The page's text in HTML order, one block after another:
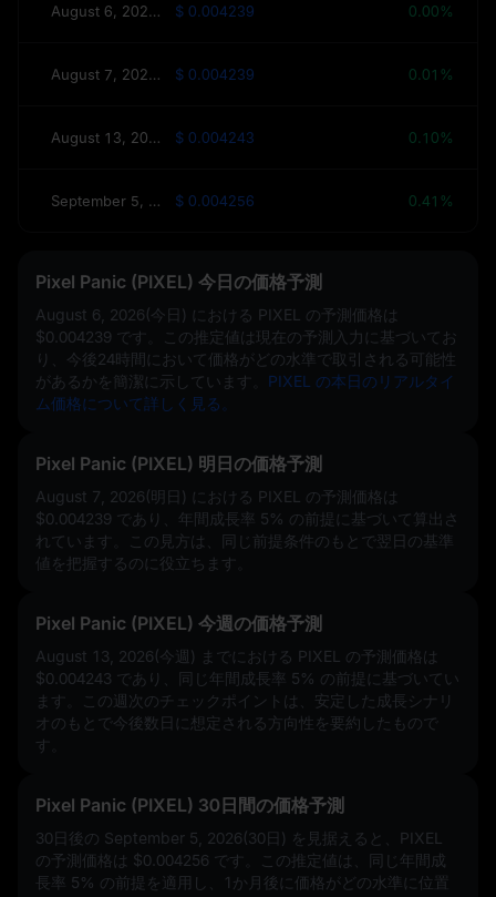
August 6, 2026(今日) $ 0.004239 0.00%
August 7, 2026(明日) $ 0.004239 0.01%
August 13, 2026(今週) $ 0.004243 0.10%
September 5, 2026(30日) $ 0.004256 0.41%
Pixel Panic (PIXEL) 今日の価格予測
August 6, 2026(今日) における PIXEL の予測価格は
$0.004239 です。この推定値は現在の予測入力に基づいてお
り、今後24時間において価格がどの水準で取引される可能性
があるかを簡潔に示しています。 PIXEL の本日のリアルタイ
ム価格について詳しく見る。
Pixel Panic (PIXEL) 明日の価格予測
August 7, 2026(明日) における PIXEL の予測価格は
$0.004239 であり、年間成長率 5% の前提に基づいて算出さ
れています。この見方は、同じ前提条件のもとで翌日の基準
値を把握するのに役立ちます。
Pixel Panic (PIXEL) 今週の価格予測
August 13, 2026(今週) までにおける PIXEL の予測価格は
$0.004243 であり、同じ年間成長率 5% の前提に基づいてい
ます。この週次のチェックポイントは、安定した成長シナリ
オのもとで今後数日に想定される方向性を要約したもので
す。
Pixel Panic (PIXEL) 30日間の価格予測
30日後の September 5, 2026(30日) を見据えると、PIXEL
の予測価格は $0.004256 です。この推定値は、同じ年間成
長率 5% の前提を適用し、1か月後に価格がどの水準に位置